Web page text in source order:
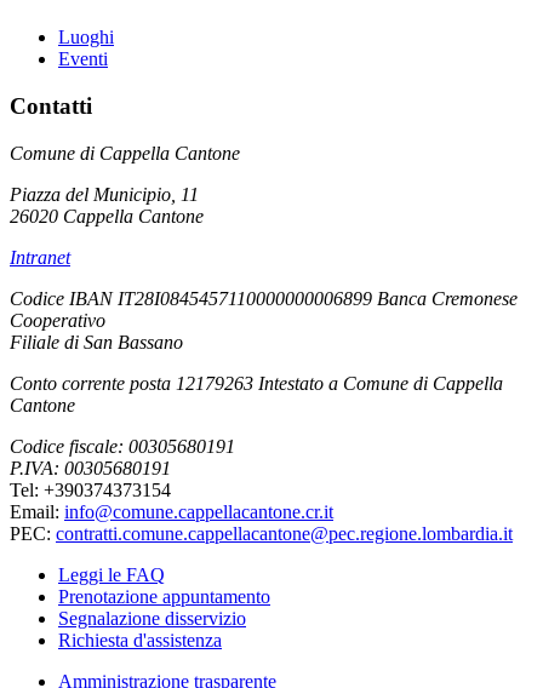
Luoghi
Eventi
Contatti
Comune di Cappella Cantone
Piazza del Municipio, 11
26020 Cappella Cantone
Intranet
Codice IBAN IT28I0845457110000000006899 Banca Cremonese
Cooperativo
Filiale di San Bassano
Conto corrente posta 12179263 Intestato a Comune di Cappella
Cantone
Codice fiscale: 00305680191
P.IVA: 00305680191
Tel: +390374373154
Email: info@comune.cappellacantone.cr.it
PEC: contratti.comune.cappellacantone@pec.regione.lombardia.it
Leggi le FAQ
Prenotazione appuntamento
Segnalazione disservizio
Richiesta d'assistenza
Amministrazione trasparente